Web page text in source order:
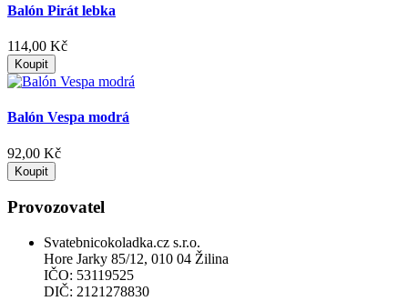
Balón Pirát lebka
114,00 Kč
Koupit
Balón Vespa modrá
92,00 Kč
Koupit
Provozovatel
Svatebnicokoladka.cz s.r.o.
Hore Jarky 85/12, 010 04 Žilina
IČO: 53119525
DIČ: 2121278830